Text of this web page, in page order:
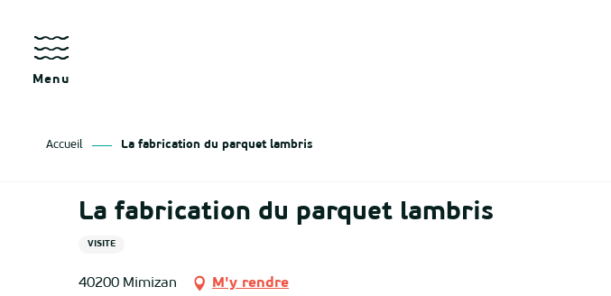
contenu
principal
Menu
Accueil La fabrication du parquet lambris
La fabrication du parquet lambris
VISITE
40200 Mimizan M'y rendre